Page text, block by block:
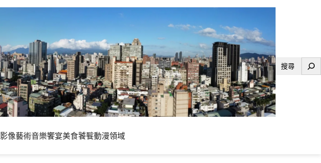
搜
影像藝術音樂饗宴美食饕餮動漫領域